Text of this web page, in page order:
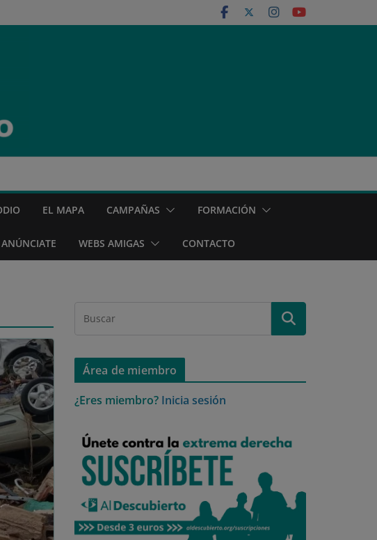
EL MAPA CAMPAÑAS FORMACIÓN
ANÚNCIATE WEBS AMIGAS CONTACTO
Área de miembro
¿Eres miembro? Inicia sesión